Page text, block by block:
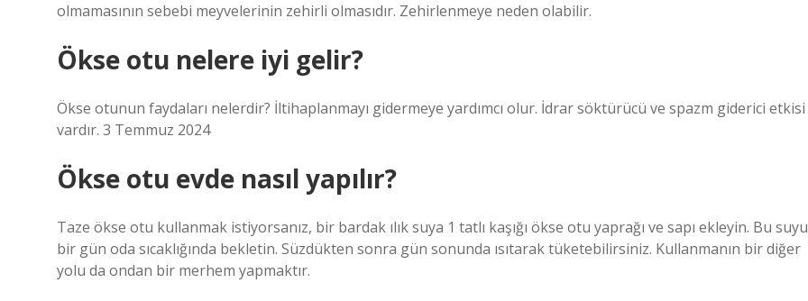
olmamasının sebebi meyvelerinin zehirli olmasıdır. Zehirlenmeye neden olabilir.
Ökse otu nelere iyi gelir?
Ökse otunun faydaları nelerdir? İltihaplanmayı gidermeye yardımcı olur. İdrar söktürücü ve spazm giderici etkisi
vardır. 3 Temmuz 2024
Ökse otu evde nasıl yapılır?
Taze ökse otu kullanmak istiyorsanız, bir bardak ılık suya 1 tatlı kaşığı ökse otu yaprağı ve sapı ekleyin. Bu suyu
bir gün oda sıcaklığında bekletin. Süzdükten sonra gün sonunda ısıtarak tüketebilirsiniz. Kullanmanın bir diğer
yolu da ondan bir merhem yapmaktır.